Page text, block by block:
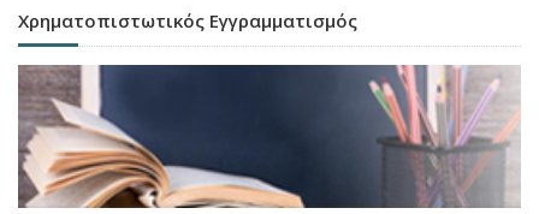
Χρηματοπιστωτικός Εγγραμματισμός